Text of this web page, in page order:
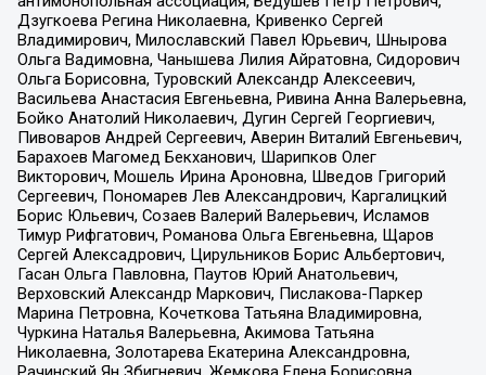
Дзугкоева Регина Николаевна, Кривенко Сергей
Владимирович, Милославский Павел Юрьевич, Шнырова
Ольга Вадимовна, Чанышева Лилия Айратовна, Сидорович
Ольга Борисовна, Туровский Александр Алексеевич,
Васильева Анастасия Евгеньевна, Ривина Анна Валерьевна,
Бойко Анатолий Николаевич, Дугин Сергей Георгиевич,
Пивоваров Андрей Сергеевич, Аверин Виталий Евгеньевич,
Барахоев Магомед Бекханович, Шарипков Олег
Викторович, Мошель Ирина Ароновна, Шведов Григорий
Сергеевич, Пономарев Лев Александрович, Каргалицкий
Борис Юльевич, Созаев Валерий Валерьевич, Исламов
Тимур Рифгатович, Романова Ольга Евгеньевна, Щаров
Сергей Алексадрович, Цирульников Борис Альбертович,
Гасан Ольга Павловна, Паутов Юрий Анатольевич,
Верховский Александр Маркович, Пислакова-Паркер
Марина Петровна, Кочеткова Татьяна Владимировна,
Чуркина Наталья Валерьевна, Акимова Татьяна
Николаевна, Золотарева Екатерина Александровна,